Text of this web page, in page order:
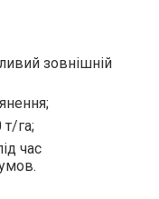
зовнішній
га;
час